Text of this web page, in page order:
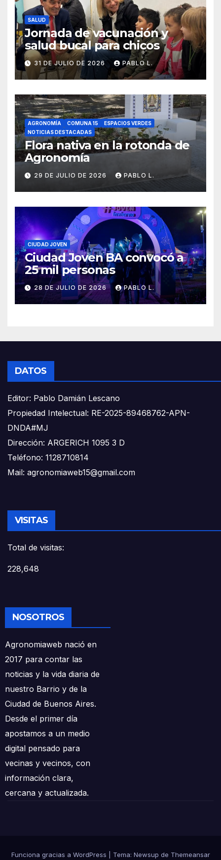
SALUD
Jornada de vacunación y
salud bucal para chicos
31 DE JULIO DE 2026 PABLO L.
AGRONOMÍA COMUNA 15
ESPACIOS VERDES
NOTICIAS DESTACADAS
Flora nativa en la rotonda de
Agronomía
29 DE JULIO DE 2026 PABLO L.
CIUDAD JOVEN
Ciudad Joven BA convocó a
25 mil personas
28 DE JULIO DE 2026 PABLO L.
DATOS
Editor: Pablo Damián Lescano
Propiedad Intelectual: RE-2025-89468762-APN-
DNDA#MJ
Dirección: ARGERICH 1095 3 D
Teléfono: 1128710814
Mail: agronomiaweb15@gmail.com
VISITAS
Total de visitas:
228,648
NOSOTROS
Agronomiaweb nació en
2017 para contar las
noticias y la vida diaria de
nuestro Barrio y de la
Ciudad de Buenos Aires.
Desde el primer día
apostamos a un medio
digital pensado para
vecinas y vecinos, con
información clara,
cercana y actualizada.
Funciona gracias a WordPress Tema: Newsup de Themeansar